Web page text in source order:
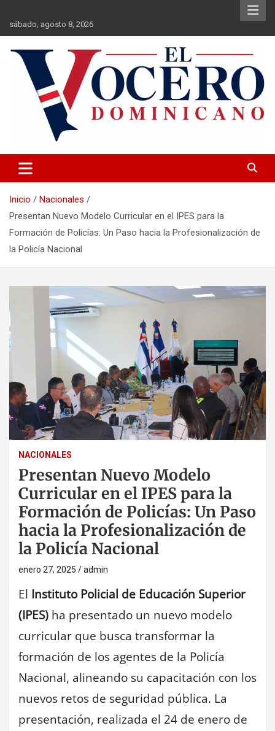
contenido
sábado, agosto 8, 2026
El Vocero Dominicano
Inicio
Nacionales
Presentan Nuevo Modelo Curricular en el IPES para la
Formación de Policías: Un Paso hacia la Profesionalización de
la Policía Nacional
NACIONALES
Presentan Nuevo Modelo
Curricular en el IPES para la
Formación de Policías: Un Paso
hacia la Profesionalización de
la Policía Nacional
enero 27, 2025 admin
El Instituto Policial de Educación Superior
(IPES) ha presentado un nuevo modelo
curricular que busca transformar la
formación de los agentes de la Policía
Nacional, alineando su capacitación con los
nuevos retos de seguridad pública. La
presentación, realizada el 24 de enero de